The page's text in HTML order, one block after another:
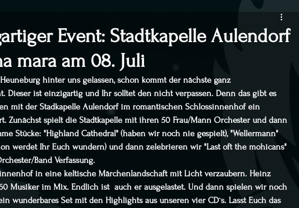
Event: Stadtkapelle Aulendorf
mara am 08. Juli
hinter uns gelassen, schon kommt der nächste ganz
Dieser ist einzigartig und Ihr solltet den nicht verpassen. Denn das gibt es
mit der Stadkapelle Aulendorf im romantischen Schlossinnenhof ein
Zunächst spielt die Stadtkapelle mit ihren 50 Frau/Mann Orchester und dann
Stücke: "Highland Cathedral" (haben wir noch nie gespielt), "Wellermann"
werdet Ihr Euch wundern) und dann zelebrieren wir "Last oft the mohicans"
Band Verfassung.
in eine keltische Märchenlandschaft mit Licht verzaubern. Heinz
Musiker im Mix. Endlich ist  auch er ausgelastet. Und dann spielen wir noch
wunderbares Set mit den Highlights aus unseren vier CD`s. Lasst Euch das